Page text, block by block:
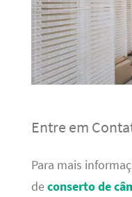
Entre em
Para mais
deconserto de